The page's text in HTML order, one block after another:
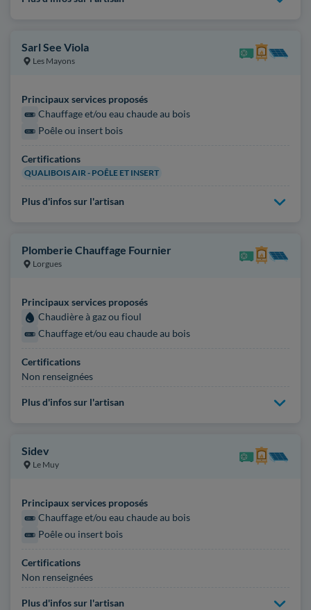
Sarl See Viola
Les Mayons
Principaux services proposés
Chauffage et/ou eau chaude au bois
Poêle ou insert bois
Certifications
QUALIBOIS AIR - POÊLE ET INSERT
Plus d'infos sur l'artisan
Plomberie Chauffage Fournier
Lorgues
Principaux services proposés
Chaudière à gaz ou fioul
Chauffage et/ou eau chaude au bois
Certifications
Non renseignées
Plus d'infos sur l'artisan
Sidev
Le Muy
Principaux services proposés
Chauffage et/ou eau chaude au bois
Poêle ou insert bois
Certifications
Non renseignées
Plus d'infos sur l'artisan